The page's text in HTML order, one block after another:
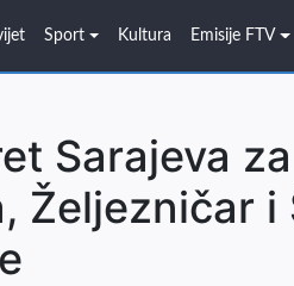
Sport Kultura Emisije FTV
Sarajeva
Željezničar